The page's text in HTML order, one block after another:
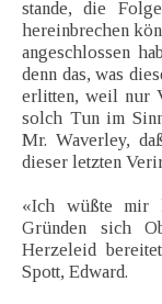
stande, die
hereinbrechen
angeschlossen
denn das, was
erlitten, weil nur
solch Tun im
Mr. Waverley,
dieser letzten
«Ich wüßte mir
Gründen sich
Herzeleid
Spott, Edward.